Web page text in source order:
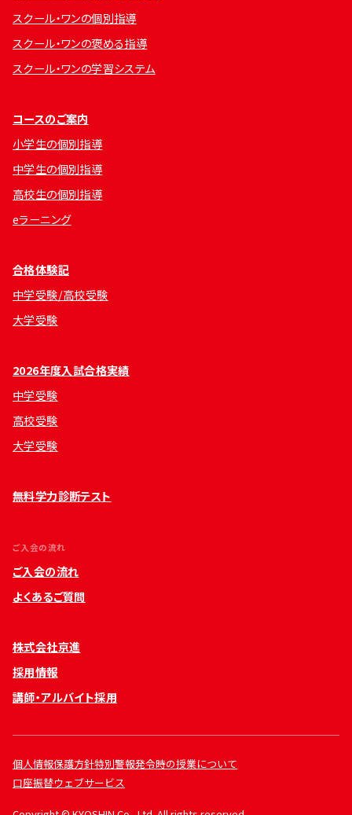
スクール・ワンの個別指導
スクール・ワンの褒める指導
スクール・ワンの学習システム
コースのご案内
小学生の個別指導
中学生の個別指導
高校生の個別指導
eラーニング
合格体験記
中学受験/高校受験
大学受験
2026年度入試合格実績
中学受験
高校受験
大学受験
無料学力診断テスト
ご入会の流れ
ご入会の流れ
よくあるご質問
株式会社京進
採用情報
講師・アルバイト採用
個人情報保護方針特別警報発令時の授業について
口座振替ウェブサービス